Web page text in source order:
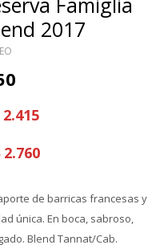
2017
2.415
2.760
de barricas francesas y
única. En boca, sabroso,
Blend Tannat/Cab.